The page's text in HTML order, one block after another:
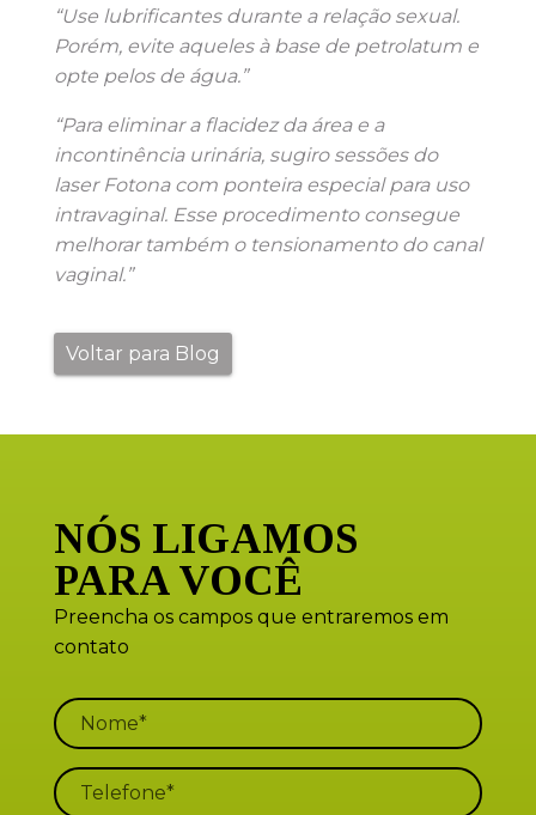
“Use lubrificantes durante a relação sexual.
Porém, evite aqueles à base de petrolatum e
opte pelos de água.”
“Para eliminar a flacidez da área e a
incontinência urinária, sugiro sessões do
laser Fotona com ponteira especial para uso
intravaginal. Esse procedimento consegue
melhorar também o tensionamento do canal
vaginal.”
Voltar para Blog
NÓS LIGAMOS
PARA VOCÊ
Preencha os campos que entraremos em
contato